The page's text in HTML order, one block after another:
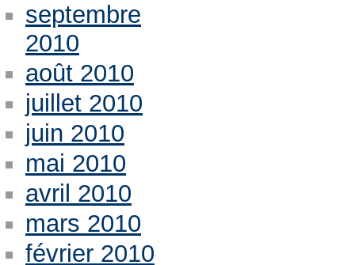
septembre
2010
août 2010
juillet 2010
juin 2010
mai 2010
avril 2010
mars 2010
février 2010